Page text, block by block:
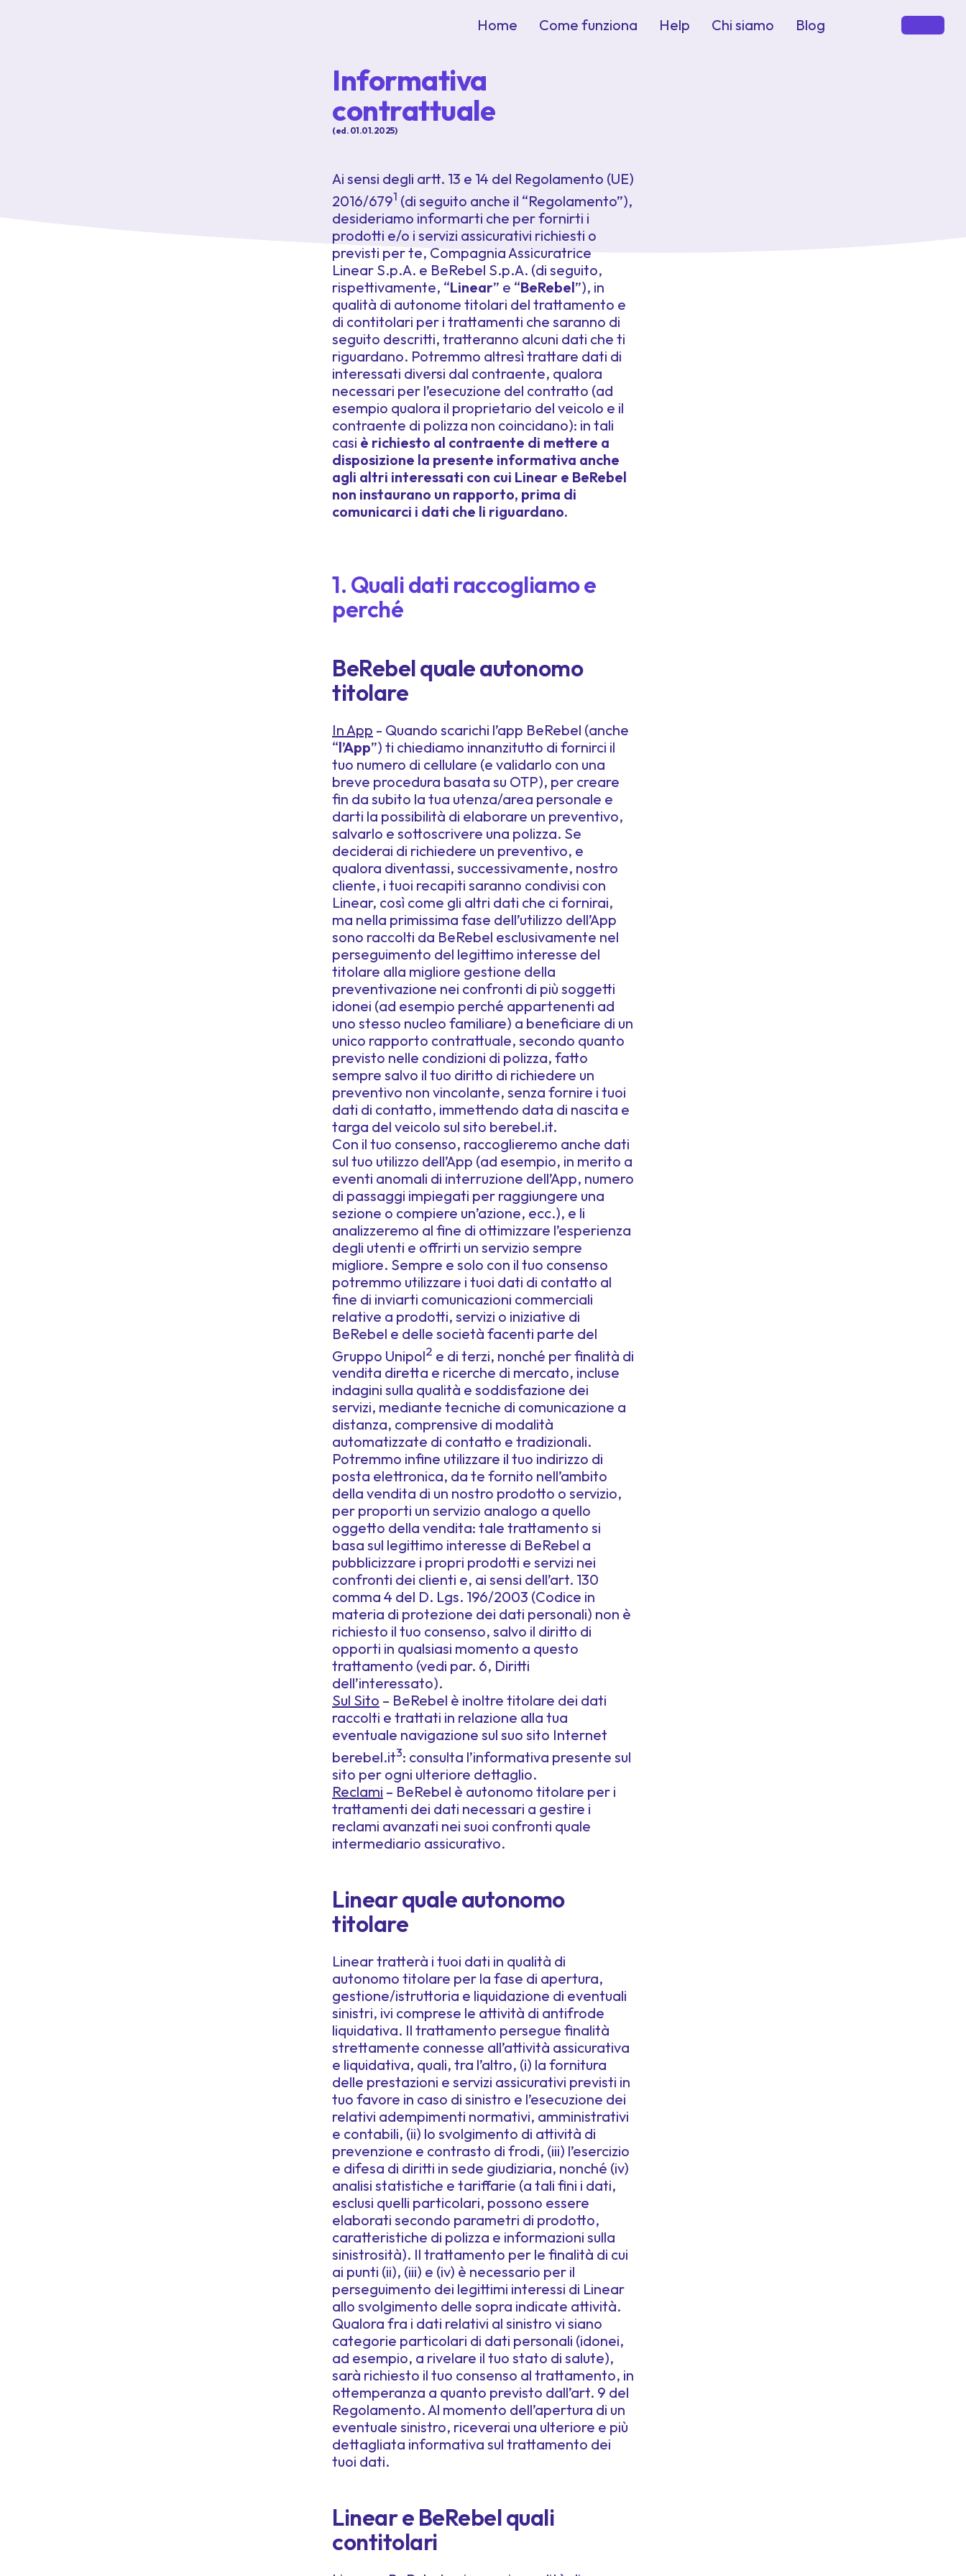
Home Come funziona Help Chi siamo Blog
Informativa
contrattuale
(ed. 01.01.2025)
Ai sensi degli artt. 13 e 14 del Regolamento (UE)
2016/6791 (di seguito anche il “Regolamento”),
desideriamo informarti che per fornirti i
prodotti e/o i servizi assicurativi richiesti o
previsti per te, Compagnia Assicuratrice
Linear S.p.A. e BeRebel S.p.A. (di seguito,
rispettivamente, “Linear” e “BeRebel”), in
qualità di autonome titolari del trattamento e
di contitolari per i trattamenti che saranno di
seguito descritti, tratteranno alcuni dati che ti
riguardano. Potremmo altresì trattare dati di
interessati diversi dal contraente, qualora
necessari per l’esecuzione del contratto (ad
esempio qualora il proprietario del veicolo e il
contraente di polizza non coincidano): in tali
casi è richiesto al contraente di mettere a
disposizione la presente informativa anche
agli altri interessati con cui Linear e BeRebel
non instaurano un rapporto, prima di
comunicarci i dati che li riguardano.
1. Quali dati raccogliamo e
perché
BeRebel quale autonomo
titolare
In App - Quando scarichi l’app BeRebel (anche
“l’App”) ti chiediamo innanzitutto di fornirci il
tuo numero di cellulare (e validarlo con una
breve procedura basata su OTP), per creare
fin da subito la tua utenza/area personale e
darti la possibilità di elaborare un preventivo,
salvarlo e sottoscrivere una polizza. Se
deciderai di richiedere un preventivo, e
qualora diventassi, successivamente, nostro
cliente, i tuoi recapiti saranno condivisi con
Linear, così come gli altri dati che ci fornirai,
ma nella primissima fase dell’utilizzo dell’App
sono raccolti da BeRebel esclusivamente nel
perseguimento del legittimo interesse del
titolare alla migliore gestione della
preventivazione nei confronti di più soggetti
idonei (ad esempio perché appartenenti ad
uno stesso nucleo familiare) a beneficiare di un
unico rapporto contrattuale, secondo quanto
previsto nelle condizioni di polizza, fatto
sempre salvo il tuo diritto di richiedere un
preventivo non vincolante, senza fornire i tuoi
dati di contatto, immettendo data di nascita e
targa del veicolo sul sito berebel.it.
Con il tuo consenso, raccoglieremo anche dati
sul tuo utilizzo dell’App (ad esempio, in merito a
eventi anomali di interruzione dell’App, numero
di passaggi impiegati per raggiungere una
sezione o compiere un’azione, ecc.), e li
analizzeremo al fine di ottimizzare l’esperienza
degli utenti e offrirti un servizio sempre
migliore. Sempre e solo con il tuo consenso
potremmo utilizzare i tuoi dati di contatto al
fine di inviarti comunicazioni commerciali
relative a prodotti, servizi o iniziative di
BeRebel e delle società facenti parte del
Gruppo Unipol2 e di terzi, nonché per finalità di
vendita diretta e ricerche di mercato, incluse
indagini sulla qualità e soddisfazione dei
servizi, mediante tecniche di comunicazione a
distanza, comprensive di modalità
automatizzate di contatto e tradizionali.
Potremmo infine utilizzare il tuo indirizzo di
posta elettronica, da te fornito nell’ambito
della vendita di un nostro prodotto o servizio,
per proporti un servizio analogo a quello
oggetto della vendita: tale trattamento si
basa sul legittimo interesse di BeRebel a
pubblicizzare i propri prodotti e servizi nei
confronti dei clienti e, ai sensi dell’art. 130
comma 4 del D. Lgs. 196/2003 (Codice in
materia di protezione dei dati personali) non è
richiesto il tuo consenso, salvo il diritto di
opporti in qualsiasi momento a questo
trattamento (vedi par. 6, Diritti
dell’interessato).
Sul Sito – BeRebel è inoltre titolare dei dati
raccolti e trattati in relazione alla tua
eventuale navigazione sul suo sito Internet
berebel.it3: consulta l’informativa presente sul
sito per ogni ulteriore dettaglio.
Reclami – BeRebel è autonomo titolare per i
trattamenti dei dati necessari a gestire i
reclami avanzati nei suoi confronti quale
intermediario assicurativo.
Linear quale autonomo
titolare
Linear tratterà i tuoi dati in qualità di
autonomo titolare per la fase di apertura,
gestione/istruttoria e liquidazione di eventuali
sinistri, ivi comprese le attività di antifrode
liquidativa. Il trattamento persegue finalità
strettamente connesse all’attività assicurativa
e liquidativa, quali, tra l’altro, (i) la fornitura
delle prestazioni e servizi assicurativi previsti in
tuo favore in caso di sinistro e l’esecuzione dei
relativi adempimenti normativi, amministrativi
e contabili, (ii) lo svolgimento di attività di
prevenzione e contrasto di frodi, (iii) l’esercizio
e difesa di diritti in sede giudiziaria, nonché (iv)
analisi statistiche e tariffarie (a tali fini i dati,
esclusi quelli particolari, possono essere
elaborati secondo parametri di prodotto,
caratteristiche di polizza e informazioni sulla
sinistrosità). Il trattamento per le finalità di cui
ai punti (ii), (iii) e (iv) è necessario per il
perseguimento dei legittimi interessi di Linear
allo svolgimento delle sopra indicate attività.
Qualora fra i dati relativi al sinistro vi siano
categorie particolari di dati personali (idonei,
ad esempio, a rivelare il tuo stato di salute),
sarà richiesto il tuo consenso al trattamento, in
ottemperanza a quanto previsto dall’art. 9 del
Regolamento. Al momento dell’apertura di un
eventuale sinistro, riceverai una ulteriore e più
dettagliata informativa sul trattamento dei
tuoi dati.
Linear e BeRebel quali
contitolari